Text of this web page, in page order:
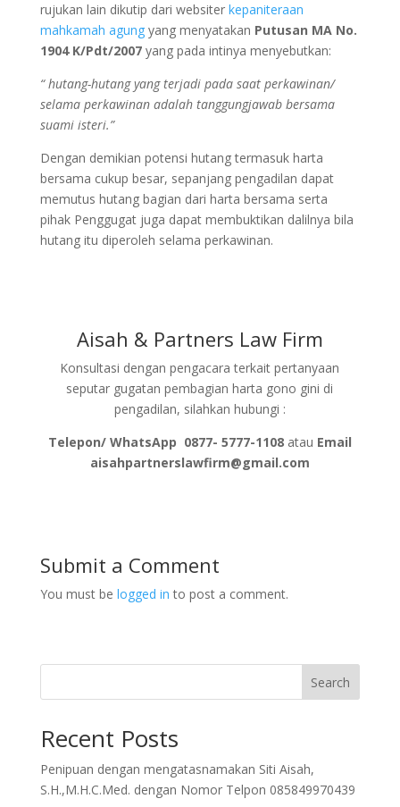
rujukan lain dikutip dari websiter kepaniteraan
mahkamah agungyang menyatakan Putusan MA No.
1904 K/Pdt/2007 yang pada intinya menyebutkan:
“ hutang-hutang yang terjadi pada saat perkawinan/
selama perkawinan adalah tanggungjawab bersama
suami isteri.”
Dengan demikian potensi hutang termasuk harta
bersama cukup besar, sepanjang pengadilan dapat
memutus hutang bagian dari harta bersama serta
pihak Penggugat juga dapat membuktikan dalilnya bila
hutang itu diperoleh selama perkawinan.
Aisah & Partners Law Firm
Konsultasi dengan pengacara terkait pertanyaan
seputar gugatan pembagian harta gono gini di
pengadilan, silahkan hubungi :
Telepon/ WhatsApp 0877- 5777-1108atau Email
aisahpartnerslawfirm@gmail.com
Submit a Comment
You must be logged in to post a comment.
Search
Recent Posts
Penipuan dengan mengatasnamakan Siti Aisah,
S.H.,M.H.C.Med. dengan Nomor Telpon 085849970439